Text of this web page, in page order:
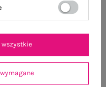
wszystkie